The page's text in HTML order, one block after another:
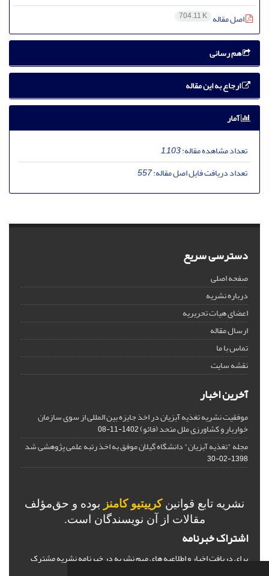
اصل مقاله 704.11 K
هم رسانی
ارجاع به این مقاله
آمار
تعداد مشاهده مقاله:1,103
تعداد دریافت فایل اصل مقاله:557
دسترسی سریع
صفحه اصلی
درباره نشریه
اعضای هیات تحریریه
ارسال مقاله
تماس با ما
نقشه سایت
آخرین اخبار
موفقیت نشریه تغذیه آبزیان در اخذ جایزه بین المللی از سوی سازمان
خواربار و کشاورزی ملل متحد (فائو)1402-11-08
مجله "تغذیه آبزیان" دانشگاه گیلان موفق به اخذ رتبه علمی پژوهشی شد
1398-02-30
نشریه تابع قوانینکرییتیو کامنز بوده و حق‌مؤلف
مقالات از آن نویسندگان است.
اشتراک خبرنامه
برای دریافت اخبار و اطلاعیه های مهم نشریه در خبرنامه نشریه مشترک